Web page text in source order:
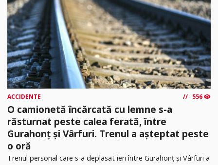
ACCIDENTE 556
O camionetă încărcată cu lemne s-a
răsturnat peste calea ferată, între
Gurahonț și Vârfuri. Trenul a așteptat peste
o oră
Trenul personal care s-a deplasat ieri între Gurahonț și Vârfuri a